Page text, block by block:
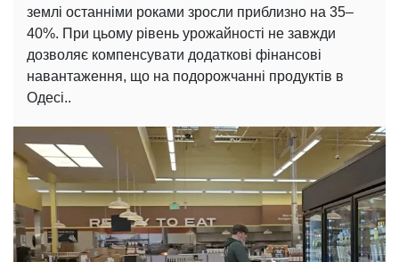
землі останніми роками зросли приблизно на 35–
40%. При цьому рівень урожайності не завжди
дозволяє компенсувати додаткові фінансові
навантаження, що на подорожчанні продуктів в
Одесі..